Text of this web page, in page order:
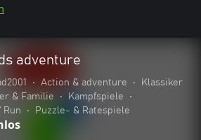
adventure
• Action & adventure •
Klassiker
& Familie • Kampfspiele
•
Run
• Puzzle- & Ratespiele